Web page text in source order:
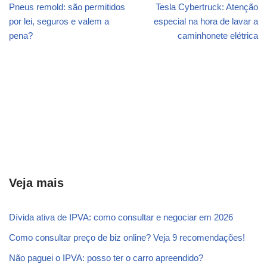
Pneus remold: são permitidos
por lei, seguros e valem a
pena?
Tesla Cybertruck: Atenção
especial na hora de lavar a
caminhonete elétrica
Veja mais
Dívida ativa de IPVA: como consultar e negociar em 2026
Como consultar preço de biz online? Veja 9 recomendações!
Não paguei o IPVA: posso ter o carro apreendido?